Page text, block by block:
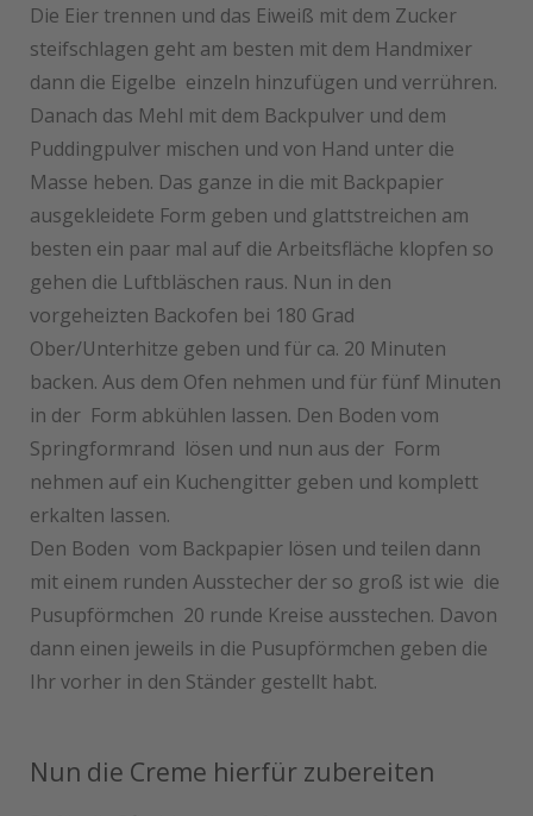
Die Eier trennen und das Eiweiß mit dem Zucker
steifschlagen geht am besten mit dem Handmixer
dann die Eigelbe einzeln hinzufügen und verrühren.
Danach das Mehl mit dem Backpulver und dem
Puddingpulver mischen und von Hand unter die
Masse heben. Das ganze in die mit Backpapier
ausgekleidete Form geben und glattstreichen am
besten ein paar mal auf die Arbeitsfläche klopfen so
gehen die Luftbläschen raus. Nun in den
vorgeheizten Backofen bei 180 Grad
Ober/Unterhitze geben und für ca. 20 Minuten
backen. Aus dem Ofen nehmen und für fünf Minuten
in der Form abkühlen lassen. Den Boden vom
Springformrand lösen und nun aus der Form
nehmen auf ein Kuchengitter geben und komplett
erkalten lassen.
Den Boden vom Backpapier lösen und teilen dann
mit einem runden Ausstecher der so groß ist wie die
Pusupförmchen 20 runde Kreise ausstechen. Davon
dann einen jeweils in die Pusupförmchen geben die
Ihr vorher in den Ständer gestellt habt.
Nun die Creme hierfür zubereiten